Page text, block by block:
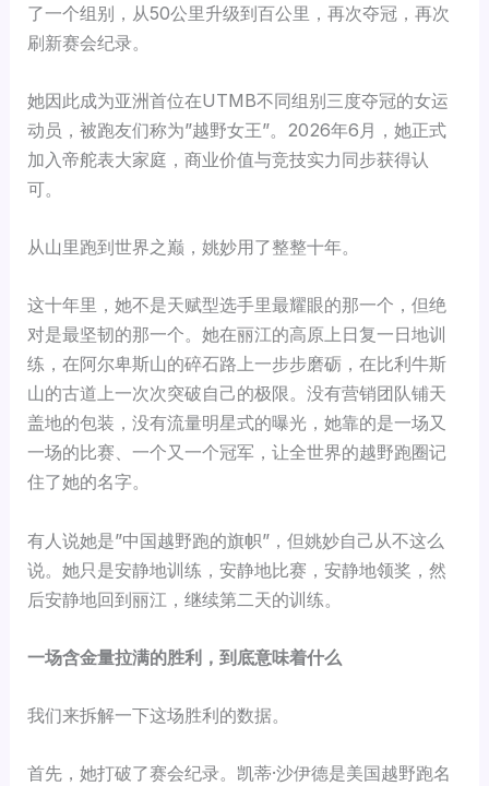
了一个组别，从50公里升级到百公里，再次夺冠，再次
刷新赛会纪录。
她因此成为亚洲首位在UTMB不同组别三度夺冠的女运
动员，被跑友们称为”越野女王”。2026年6月，她正式
加入帝舵表大家庭，商业价值与竞技实力同步获得认
可。
从山里跑到世界之巅，姚妙用了整整十年。
这十年里，她不是天赋型选手里最耀眼的那一个，但绝
对是最坚韧的那一个。她在丽江的高原上日复一日地训
练，在阿尔卑斯山的碎石路上一步步磨砺，在比利牛斯
山的古道上一次次突破自己的极限。没有营销团队铺天
盖地的包装，没有流量明星式的曝光，她靠的是一场又
一场的比赛、一个又一个冠军，让全世界的越野跑圈记
住了她的名字。
有人说她是”中国越野跑的旗帜”，但姚妙自己从不这么
说。她只是安静地训练，安静地比赛，安静地领奖，然
后安静地回到丽江，继续第二天的训练。
一场含金量拉满的胜利，到底意味着什么
我们来拆解一下这场胜利的数据。
首先，她打破了赛会纪录。凯蒂·沙伊德是美国越野跑名